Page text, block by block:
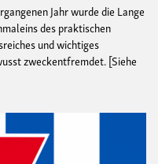
Jahr wurde die Lange
des praktischen
und wichtiges
zweckentfremdet. [Siehe